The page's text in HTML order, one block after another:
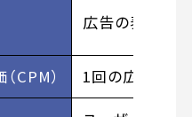
広告の表示回
CPM）
1回の広告表示